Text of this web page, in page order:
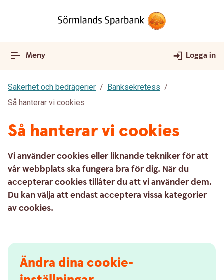
Meny Logga in
Säkerhet och bedrägerier
Banksekretess
Så hanterar vi cookies
Så hanterar vi cookies
Vi använder cookies eller liknande tekniker för att
vår webbplats ska fungera bra för dig. När du
accepterar cookies tillåter du att vi använder dem.
Du kan välja att endast acceptera vissa kategorier
av cookies.
Ändra dina cookie-